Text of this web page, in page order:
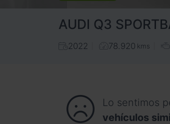
AUDI Q3
2022 78.920 kms
Lo sentimos
vehículos